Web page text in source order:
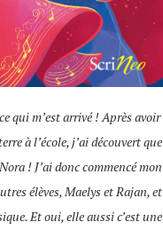
qui m’est arrivé ! Après avoir
à l’école, j’ai découvert que
! J’ai donc commencé mon
élèves, Maelys et Rajan, et
Et oui, elle aussi c’est une